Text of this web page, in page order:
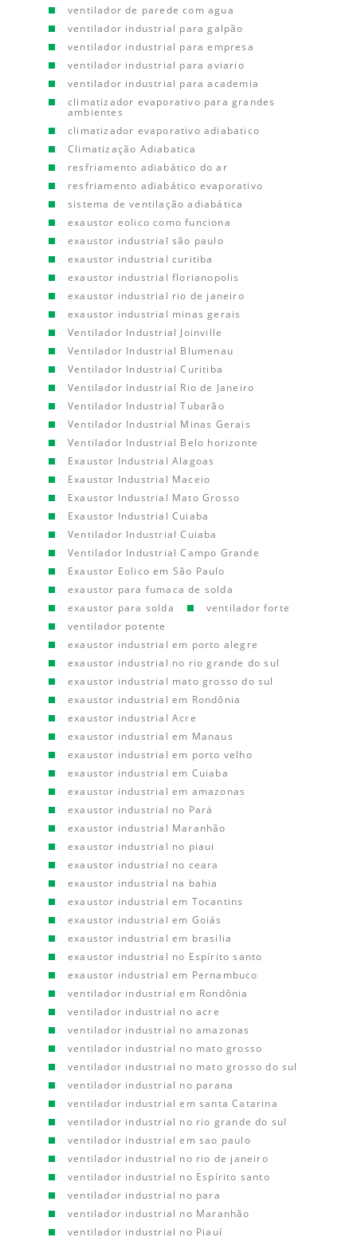
ventilador de parede com agua
ventilador industrial para galpão
ventilador industrial para empresa
ventilador industrial para aviario
ventilador industrial para academia
climatizador evaporativo para grandes
ambientes
climatizador evaporativo adiabatico
Climatização Adiabatica
resfriamento adiabático do ar
resfriamento adiabático evaporativo
sistema de ventilação adiabática
exaustor eolico como funciona
exaustor industrial são paulo
exaustor industrial curitiba
exaustor industrial florianopolis
exaustor industrial rio de janeiro
exaustor industrial minas gerais
Ventilador Industrial Joinville
Ventilador Industrial Blumenau
Ventilador Industrial Curitiba
Ventilador Industrial Rio de Janeiro
Ventilador Industrial Tubarão
Ventilador Industrial Minas Gerais
Ventilador Industrial Belo horizonte
Exaustor Industrial Alagoas
Exaustor Industrial Maceio
Exaustor Industrial Mato Grosso
Exaustor Industrial Cuiaba
Ventilador Industrial Cuiaba
Ventilador Industrial Campo Grande
Exaustor Eolico em São Paulo
exaustor para fumaca de solda
exaustor para solda
ventilador forte
ventilador potente
exaustor industrial em porto alegre
exaustor industrial no rio grande do sul
exaustor industrial mato grosso do sul
exaustor industrial em Rondônia
exaustor industrial Acre
exaustor industrial em Manaus
exaustor industrial em porto velho
exaustor industrial em Cuiaba
exaustor industrial em amazonas
exaustor industrial no Pará
exaustor industrial Maranhão
exaustor industrial no piaui
exaustor industrial no ceara
exaustor industrial na bahia
exaustor industrial em Tocantins
exaustor industrial em Goiás
exaustor industrial em brasilia
exaustor industrial no Espírito santo
exaustor industrial em Pernambuco
ventilador industrial em Rondônia
ventilador industrial no acre
ventilador industrial no amazonas
ventilador industrial no mato grosso
ventilador industrial no mato grosso do sul
ventilador industrial no parana
ventilador industrial em santa Catarina
ventilador industrial no rio grande do sul
ventilador industrial em sao paulo
ventilador industrial no rio de janeiro
ventilador industrial no Espírito santo
ventilador industrial no para
ventilador industrial no Maranhão
ventilador industrial no Piauí